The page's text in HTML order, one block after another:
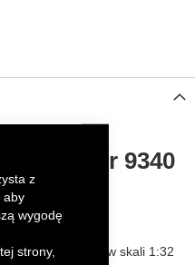
z
aby
wygodę
strony,
Fahr 9340
V (Facelift 2022) w skali 1:32